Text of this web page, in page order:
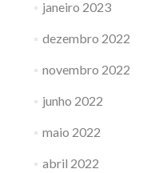
janeiro 2023
dezembro 2022
novembro 2022
junho 2022
maio 2022
abril 2022